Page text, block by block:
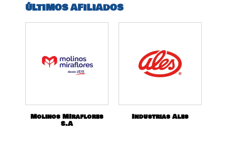
ÚLTIMOS AFILIADOS
Molinos MIraflores
S.A
Industrias Ales